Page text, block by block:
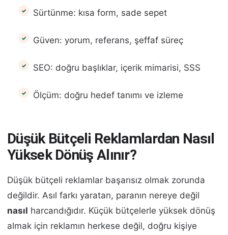
Sürtünme: kısa form, sade sepet
Güven: yorum, referans, şeffaf süreç
SEO: doğru başlıklar, içerik mimarisi, SSS
Ölçüm: doğru hedef tanımı ve izleme
Düşük Bütçeli Reklamlardan Nasıl
Yüksek Dönüş Alınır?
Düşük bütçeli reklamlar başarısız olmak zorunda
değildir. Asıl farkı yaratan, paranın nereye değil
nasıl harcandığıdır. Küçük bütçelerle yüksek dönüş
almak için reklamın herkese değil, doğru kişiye